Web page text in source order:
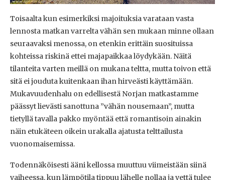
Toisaalta kun esimerkiksi majoituksia varataan vasta
lennosta matkan varrelta vähän sen mukaan minne ollaan
seuraavaksi menossa, on etenkin erittäin suosituissa
kohteissa riskinä ettei majapaikkaa löydykään. Näitä
tilanteita varten meillä on mukana teltta, mutta toivon että
sitä ei jouduta kuitenkaan ihan hirveästi käyttämään.
Mukavuudenhalu on edellisestä Norjan matkastamme
päässyt lievästi sanottuna ”vähän nousemaan”, mutta
tietyllä tavalla pakko myöntää että romantisoin ainakin
näin etukäteen oikein urakalla ajatusta telttailusta
vuonomaisemissa.
Todennäköisesti ääni kellossa muuttuu viimeistään siinä
vaiheessa, kun lämpötila tippuu lähelle nollaa ja vettä tulee